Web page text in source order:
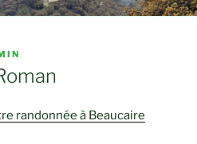
randonnée à Beaucaire